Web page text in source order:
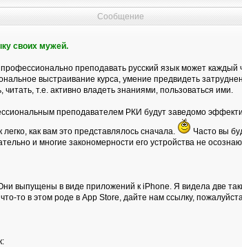
Сообщение
своих мужей.
преподавать русский язык может
выстраивание курса, умение предвидеть
т.е. активно владеть знаниями, пользоваться ими.
преподавателем РКИ будут заведомо
как вам это представлялось сначала.
Часто вы
и многие закономерности его устройства не
выпущены в виде приложений к iPhone. Я видела две
то в этом роде в Аpp Store, дайте нам ссылку,